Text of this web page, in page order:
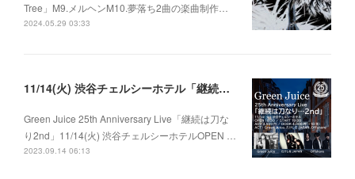
Tree」M9.メルヘンM10.夢落ち2曲の楽曲制作…
2024.05.29 03:33
11/14(火) 渋谷チェルシーホテル「継続は刀なり…2nd」
Green Juice 25th Anniversary Live「継続は刀な
り2nd」11/14(火) 渋谷チェルシーホテルOPEN …
2023.09.14 06:13